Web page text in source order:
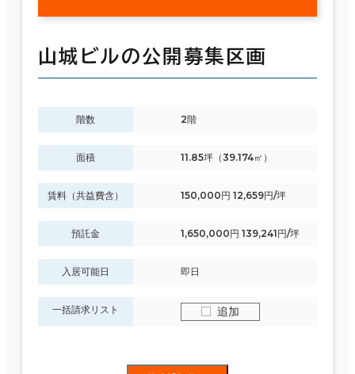
山城ビルの公開募集区画
階数 2階
面積 11.85坪（39.174㎡）
賃料（共益費含） 150,000円 12,659円/坪
預託金 1,650,000円 139,241円/坪
入居可能日 即日
一括請求リスト 追加